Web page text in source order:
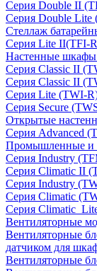
Серия Double II
Серия Double Lite
Стеллаж
Серия Lite II(TFI-
Настенные
Серия Classic II
Серия Classic II
Серия Lite (TWI-
Серия Secure
Открытые
Серия Advanced
Промышленные и
Серия Industry
Серия Climatic II
Серия Industry
Серия Climatic
Серия
Вентиляторные
Вентиляторные
датчиком для
Вентиляторные